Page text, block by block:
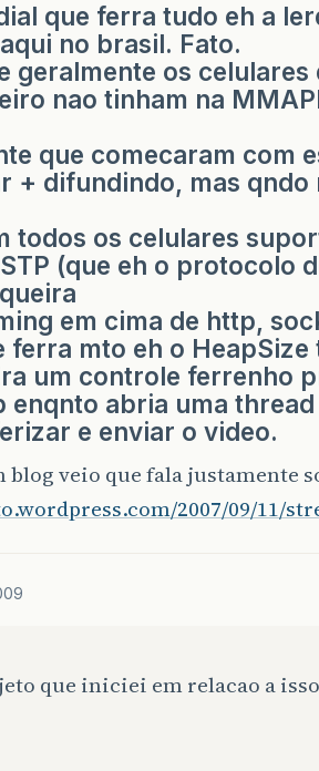
que ferra tudo eh a
no brasil. Fato.
geralmente os celulares
nao tinham na
que comecaram com
+ difundindo, mas qndo
todos os celulares
(que eh o protocolo
em cima de http,
ferra mto eh o
um controle ferrenho
enqnto abria uma
e enviar o video.
blog veio que fala justamente
2007/09/11/
que iniciei em relacao a